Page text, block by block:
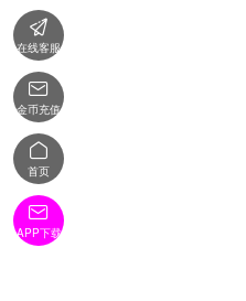

在线客服

金币充值

首页

APP下载